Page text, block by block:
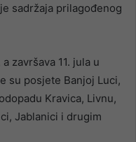
sadržaja prilagođenog
završava 11. jula u
su posjete Banjoj Luci,
Kravica, Livnu,
Jablanici i drugim